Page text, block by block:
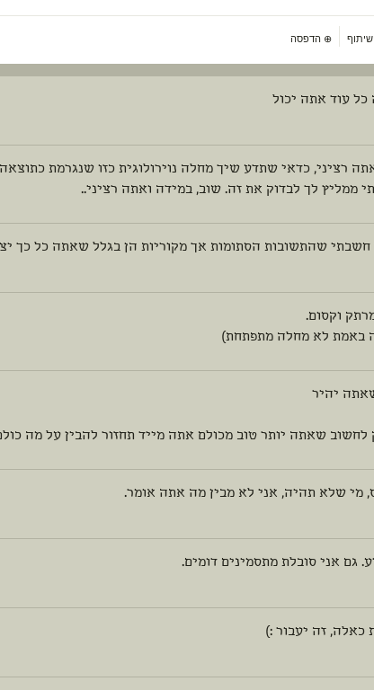
⊕ הדפסה
כל עוד אתה יכול
רציני, כדאי שתדע שיך מחלה נוירולוגית כזו שנגרמת
ממליץ לך לבדוק את זה. שוב, במידה ואתה רציני..
חשבתי שהתשובות הסתומות אך מקוריות הן בגלל שאתה כל כך
וקסום.
באמת לא מחלה מתפתחת)
יהיר
לחשוב שאתה יותר טוב מכולם אתה מייד תחזור להבין על מה
מי שלא תהיה, אני לא מבין מה אתה אומר.
גם אני סובלת מתסמינים דומים.
כאלה, זה יעבור :)